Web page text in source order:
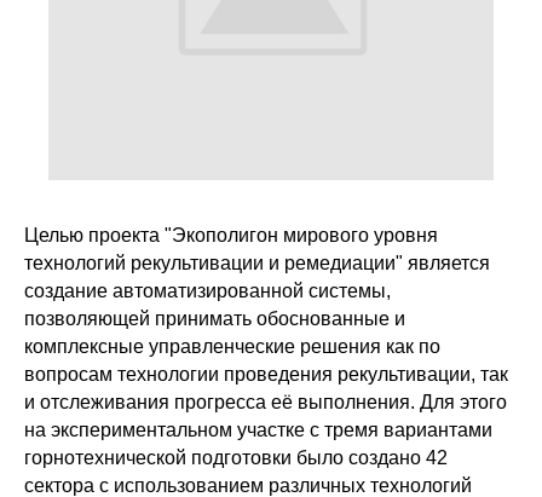
Целью проекта "Экополигон мирового уровня
технологий рекультивации и ремедиации" является
создание автоматизированной системы,
позволяющей принимать обоснованные и
комплексные управленческие решения как по
вопросам технологии проведения рекультивации, так
и отслеживания прогресса её выполнения. Для этого
на экспериментальном участке с тремя вариантами
горнотехнической подготовки было создано 42
сектора с использованием различных технологий